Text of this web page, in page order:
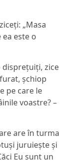
„Masa
este o
disprețuiți, zice
șchiop
pe care le
voastre? –
are în turma
juruiește și
Eu sunt un